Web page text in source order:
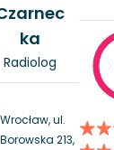
ka
Radiolog
Wrocław, ul.
Borowska 213,